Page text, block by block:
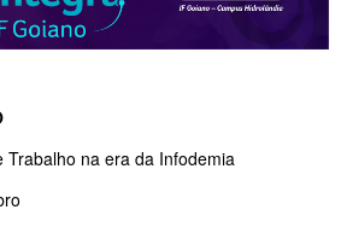
Trabalho na era da Infodemia